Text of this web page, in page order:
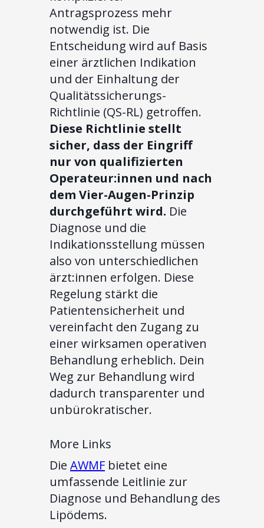
Antragsprozess mehr
notwendig ist. Die
Entscheidung wird auf Basis
einer ärztlichen Indikation
und der Einhaltung der
Qualitätssicherungs-
Richtlinie (QS-RL) getroffen.
Diese Richtlinie stellt
sicher, dass der Eingriff
nur von qualifizierten
Operateur:innen und nach
dem Vier-Augen-Prinzip
durchgeführt wird. Die
Diagnose und die
Indikationsstellung müssen
also von unterschiedlichen
ärzt:innen erfolgen. Diese
Regelung stärkt die
Patientensicherheit und
vereinfacht den Zugang zu
einer wirksamen operativen
Behandlung erheblich. Dein
Weg zur Behandlung wird
dadurch transparenter und
unbürokratischer.
More Links
Die AWMF bietet eine
umfassende Leitlinie zur
Diagnose und Behandlung des
Lipödems.